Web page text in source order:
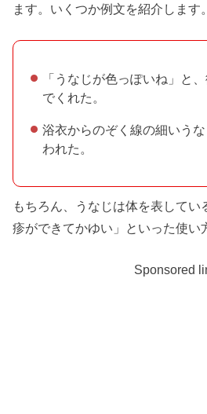
ます。いくつか例文を紹介します。
「うなじが色っぽいね」と
でくれた。
浴衣からのぞく線の細いう
われた。
もちろん、うなじは体を表してい
疹ができてかゆい」といった使い
Sponsored